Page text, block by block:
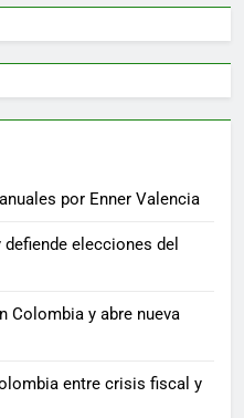
por Enner Valencia
elecciones del
Colombia y abre nueva
entre crisis fiscal y